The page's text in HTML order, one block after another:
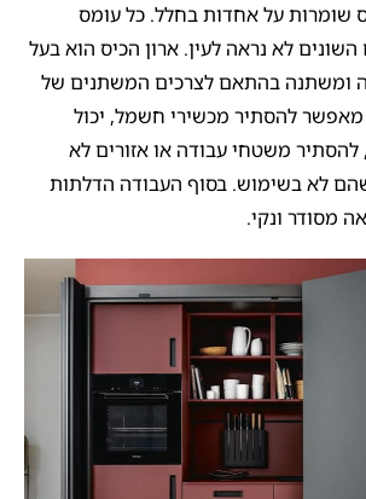
שומרות על אחדות בחלל. כל עומס
לא נראה לעין. ארון הכיס הוא בעל
ומשתנה בהתאם לצרכים המשתנים של
להסתיר מכשירי חשמל, יכול
להסתיר משטחי עבודה או אזורים לא
לא בשימוש. בסוף העבודה הדלתות
מסודר ונקי.